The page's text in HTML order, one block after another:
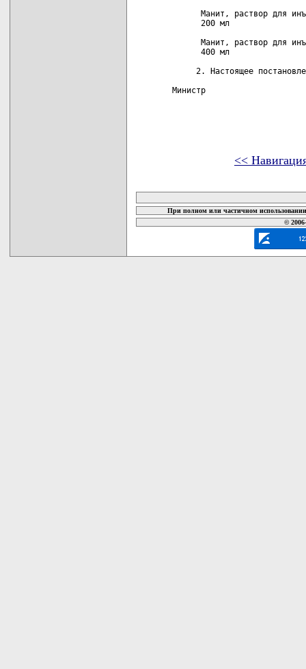
Манит, раствор для
      200 мл
Манит, раствор для
      400 мл
2. Настоящее
Министр
<<
При полном или частичном
©